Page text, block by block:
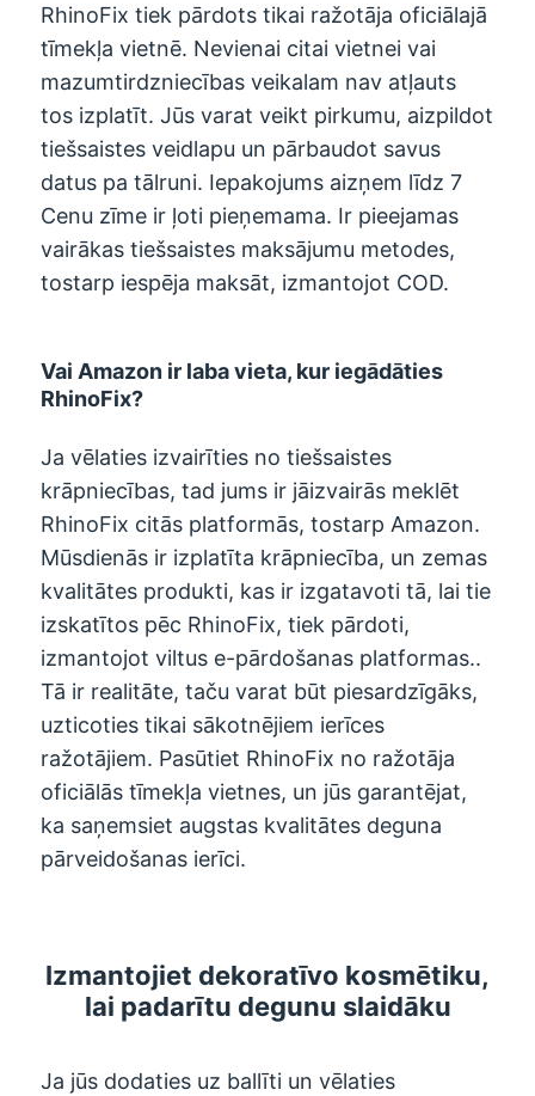
RhinoFix tiek pārdots tikai ražotāja oficiālajā
tīmekļa vietnē. Nevienai citai vietnei vai
mazumtirdzniecības veikalam nav atļauts
tos izplatīt. Jūs varat veikt pirkumu, aizpildot
tiešsaistes veidlapu un pārbaudot savus
datus pa tālruni. Iepakojums aizņem līdz 7
Cenu zīme ir ļoti pieņemama. Ir pieejamas
vairākas tiešsaistes maksājumu metodes,
tostarp iespēja maksāt, izmantojot COD.
Vai Amazon ir laba vieta, kur iegādāties
RhinoFix?
Ja vēlaties izvairīties no tiešsaistes
krāpniecības, tad jums ir jāizvairās meklēt
RhinoFix citās platformās, tostarp Amazon.
Mūsdienās ir izplatīta krāpniecība, un zemas
kvalitātes produkti, kas ir izgatavoti tā, lai tie
izskatītos pēc RhinoFix, tiek pārdoti,
izmantojot viltus e-pārdošanas platformas..
Tā ir realitāte, taču varat būt piesardzīgāks,
uzticoties tikai sākotnējiem ierīces
ražotājiem. Pasūtiet RhinoFix no ražotāja
oficiālās tīmekļa vietnes, un jūs garantējat,
ka saņemsiet augstas kvalitātes deguna
pārveidošanas ierīci.
Izmantojiet dekoratīvo kosmētiku,
lai padarītu degunu slaidāku
Ja jūs dodaties uz ballīti un vēlaties